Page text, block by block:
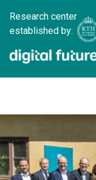
Research center
established by: